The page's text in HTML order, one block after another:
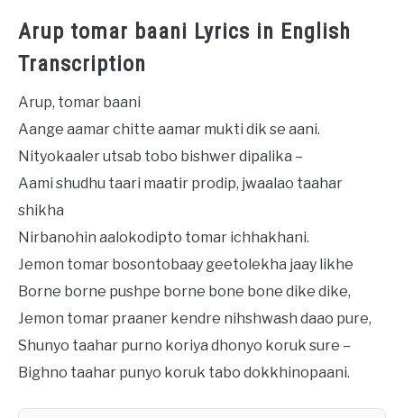
Arup tomar baani Lyrics in English
Transcription
Arup, tomar baani
Aange aamar chitte aamar mukti dik se aani.
Nityokaaler utsab tobo bishwer dipalika –
Aami shudhu taari maatir prodip, jwaalao taahar
shikha
Nirbanohin aalokodipto tomar ichhakhani.
Jemon tomar bosontobaay geetolekha jaay likhe
Borne borne pushpe borne bone bone dike dike,
Jemon tomar praaner kendre nihshwash daao pure,
Shunyo taahar purno koriya dhonyo koruk sure –
Bighno taahar punyo koruk tabo dokkhinopaani.